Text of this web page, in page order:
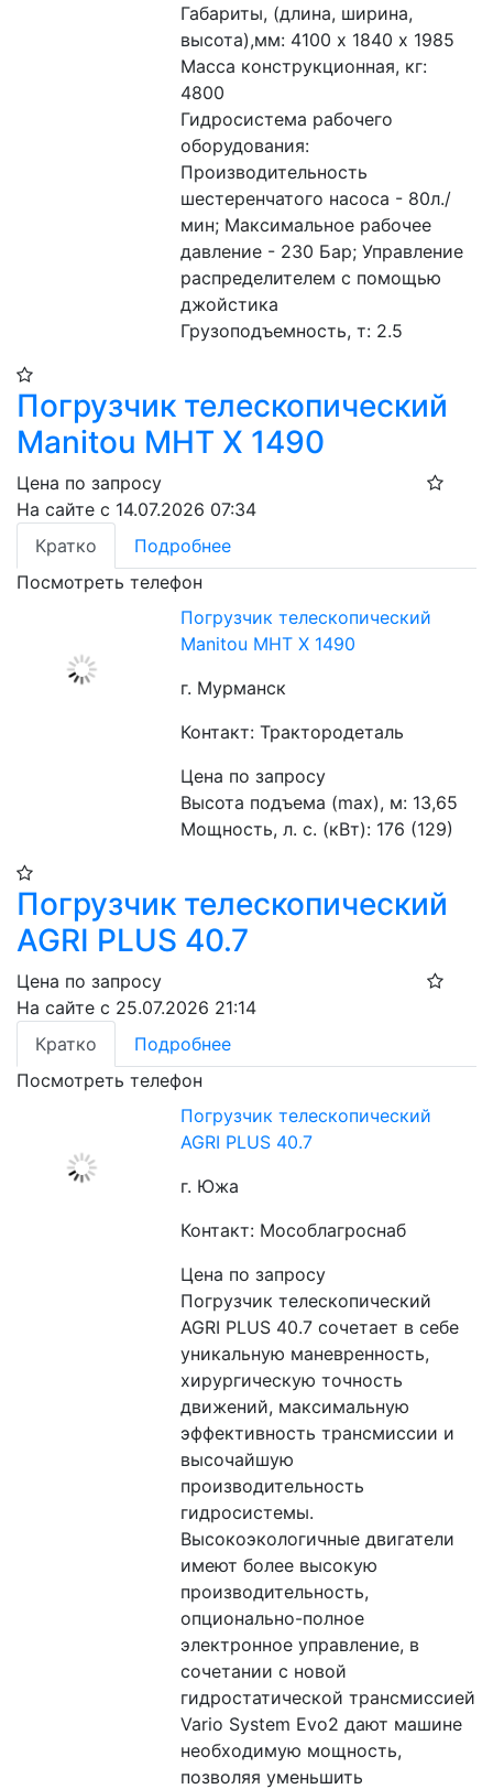
Габариты, (длина, ширина,
высота),мм: 4100 х 1840 х 1985
Масса конструкционная, кг:
4800
Гидросистема рабочего
оборудования:
Производительность
шестеренчатого насоса - 80л./
мин; Максимальное рабочее
давление - 230 Бар; Управление
распределителем с помощью
джойстика
Грузоподъемность, т: 2.5
Погрузчик телескопический
Manitou MHT X 1490
Цена по запросу
На сайте с 14.07.2026 07:34
Кратко
Подробнее
Посмотреть телефон
Погрузчик телескопический
Manitou MHT X 1490
г. Мурманск
Контакт: Трактородеталь
Цена по запросу
Высота подъема (max), м: 13,65
Мощность, л. с. (кВт): 176 (129)
Погрузчик телескопический
AGRI PLUS 40.7
Цена по запросу
На сайте с 25.07.2026 21:14
Кратко
Подробнее
Посмотреть телефон
Погрузчик телескопический
AGRI PLUS 40.7
г. Южа
Контакт: Мособлагроснаб
Цена по запросу
Погрузчик телескопический
AGRI PLUS 40.7 сочетает в себе
уникальную маневренность,
хирургическую точность
движений, максимальную
эффективность трансмиссии и
высочайшую
производительность
гидросистемы.
Высокоэкологичные двигатели
имеют более высокую
производительность,
опционально-полное
электронное управление, в
сочетании с новой
гидростатической трансмиссией
Vario System Evo2 дают машине
необходимую мощность,
позволяя уменьшить